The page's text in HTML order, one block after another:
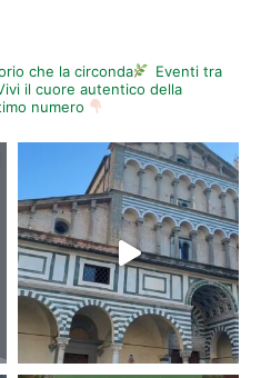
che la circonda
Eventi tra
il cuore autentico della
numero